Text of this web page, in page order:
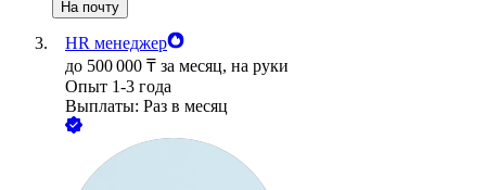
На почту
HR менеджер
до 500 000 ₸ за месяц, на руки
Опыт 1-3 года
Выплаты: Раз в месяц